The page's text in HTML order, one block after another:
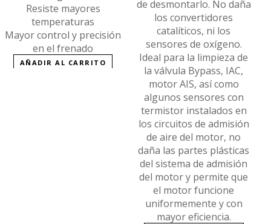
Resiste mayores
temperaturas
Mayor control y precisión
en el frenado
AÑADIR AL CARRITO
de desmontarlo. No daña
los convertidores
catalíticos, ni los
sensores de oxígeno.
Ideal para la limpieza de
la válvula Bypass, IAC,
motor AIS, así como
algunos sensores con
termistor instalados en
los circuitos de admisión
de aire del motor, no
daña las partes plásticas
del sistema de admisión
del motor y permite que
el motor funcione
uniformemente y con
mayor eficiencia.